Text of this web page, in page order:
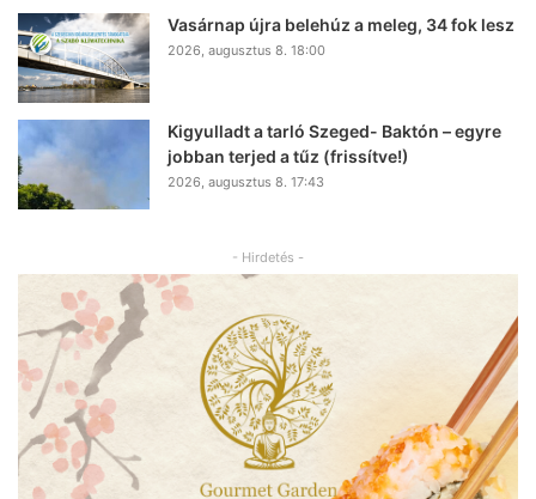
Vasárnap újra belehúz a meleg, 34 fok lesz
2026, augusztus 8. 18:00
Kigyulladt a tarló Szeged- Baktón – egyre
jobban terjed a tűz (frissítve!)
2026, augusztus 8. 17:43
- Hirdetés -